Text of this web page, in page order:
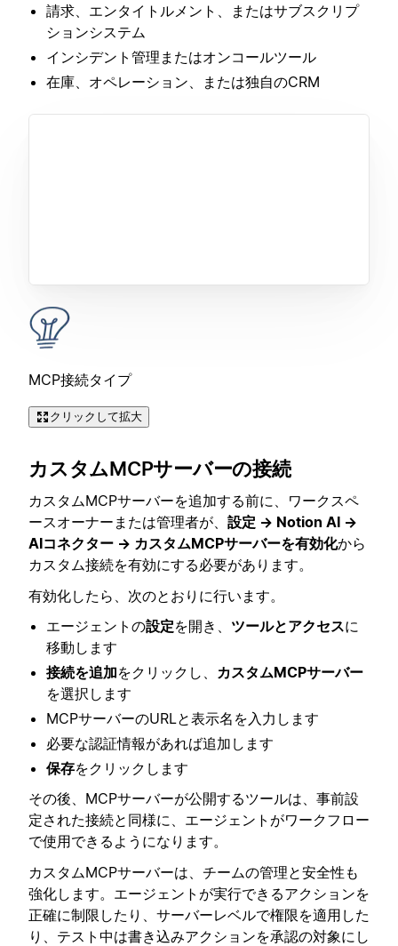
請求、エンタイトルメント、またはサブスクリプ
ションシステム
インシデント管理またはオンコールツール
在庫、オペレーション、または独自のCRM
MCP接続タイプ
クリックして拡大
カスタムMCPサーバーの接続
カスタムMCPサーバーを追加する前に、ワークスペ
ースオーナーまたは管理者が、 設定 → Notion AI →
AIコネクター → カスタムMCPサーバーを有効化から
カスタム接続を有効にする必要があります。
有効化したら、次のとおりに行います。
エージェントの設定を開き、 ツールとアクセスに
移動します
接続を追加をクリックし、 カスタムMCPサーバー
を選択します
MCPサーバーのURLと表示名を入力します
必要な認証情報があれば追加します
保存をクリックします
その後、MCPサーバーが公開するツールは、事前設
定された接続と同様に、エージェントがワークフロー
で使用できるようになります。
カスタムMCPサーバーは、チームの管理と安全性も
強化します。エージェントが実行できるアクションを
正確に制限したり、サーバーレベルで権限を適用した
り、テスト中は書き込みアクションを承認の対象にし